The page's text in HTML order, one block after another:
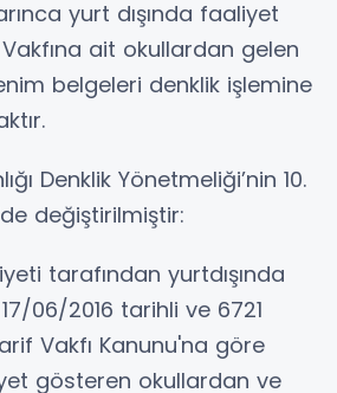
yurt dışında faaliyet
ait okullardan gelen
belgeleri denklik işlemine
Denklik Yönetmeliği’nin 10.
değiştirilmiştir:
tarafından yurtdışında
06/2016 tarihli ve 6721
Vakfı Kanunu'na göre
gösteren okullardan ve